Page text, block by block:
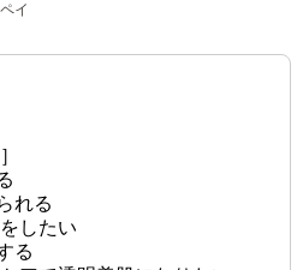
イ
れる
したい
る